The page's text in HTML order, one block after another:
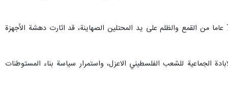
واعتبر الجيش الايراني في بيانه ان العملية الشجاعة والمفاجئة التي قامت بها فصائل المقاومة الفلسطينية رداً على 75 عاما من القمع والظلم على يد المحتلين الصهاينة، قد اثارت دهشة الأجهزة
الجماعية للشعب الفلسطيني الاعزل، واستمرار سياسة بناء المستوطنات